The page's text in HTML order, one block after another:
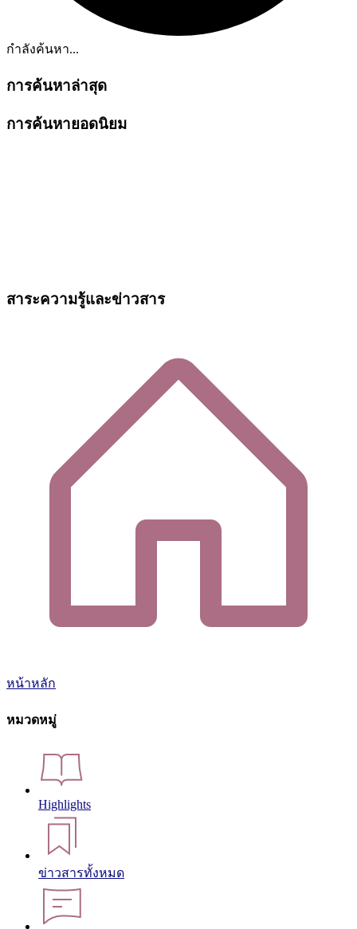
กำลังค้นหา...
การค้นหาล่าสุด
การค้นหายอดนิยม
สาระความรู้และข่าวสาร
หน้าหลัก
หมวดหมู่
Highlights
ข่าวสารทั้งหมด